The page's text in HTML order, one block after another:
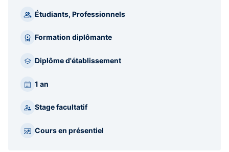
Étudiants, Professionnels
Formation diplômante
Diplôme d'établissement
1 an
Stage facultatif
Cours en présentiel